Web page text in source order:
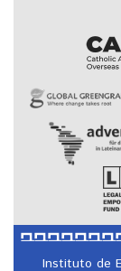
Instituto de